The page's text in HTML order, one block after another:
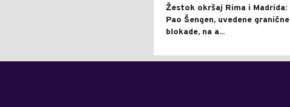
Žestok okršaj Rima i Madrida:
Pao Šengen, uvedene granične
blokade, na a...